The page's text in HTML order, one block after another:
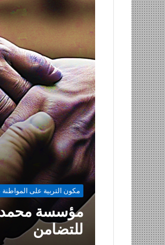
مكون التربية على المواطنة 3
مؤسسة
للتضامن